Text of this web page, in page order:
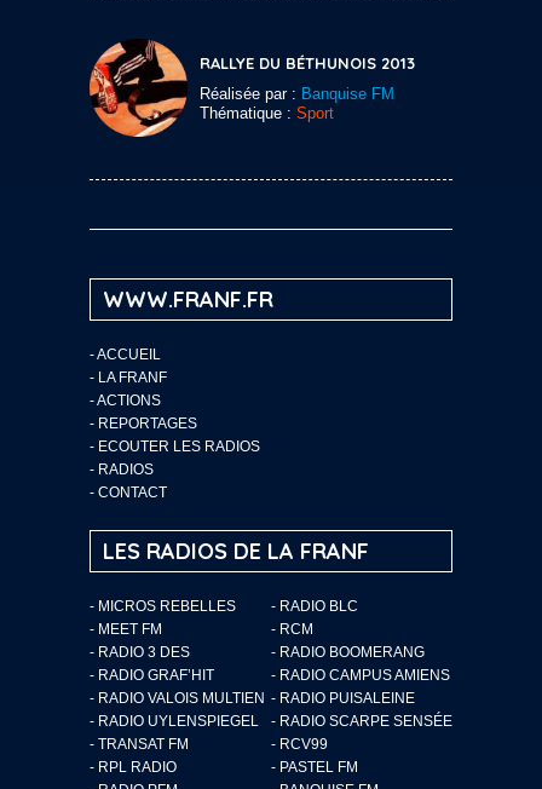
RALLYE DU BÉTHUNOIS 2013
Réalisée par : Banquise FM
Thématique : Sport
WWW.FRANF.FR
-ACCUEIL
- LA FRANF
-ACTIONS
- REPORTAGES
- ECOUTER LES RADIOS
- RADIOS
- CONTACT
LES RADIOS DE LA FRANF
- MICROS REBELLES
- RADIO BLC
- MEET FM
- RCM
- RADIO 3 DES
- RADIO BOOMERANG
- RADIO GRAF’HIT
- RADIO CAMPUS AMIENS
- RADIO VALOIS MULTIEN - RADIO PUISALEINE
- RADIO UYLENSPIEGEL
- RADIO SCARPE SENSÉE
- TRANSAT FM
- RCV99
- RPL RADIO
- PASTEL FM